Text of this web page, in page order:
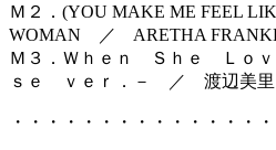
Ｍ２．(YOU MAKE ME FEEL
WOMAN ／ ARETHA
Ｍ３．Ｗｈｅｎ Ｓｈｅ Ｌｏ
ｓｅ ｖｅｒ．－ ／ 渡辺美里
・・・・・・・・・・・・・・